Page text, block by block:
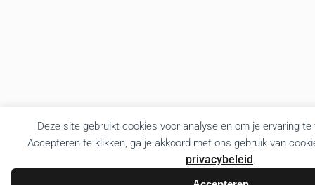
Deze site gebruikt cookies voor analyse en om je ervaring
Accepteren te klikken, ga je akkoord met ons gebruik van
privacybeleid.